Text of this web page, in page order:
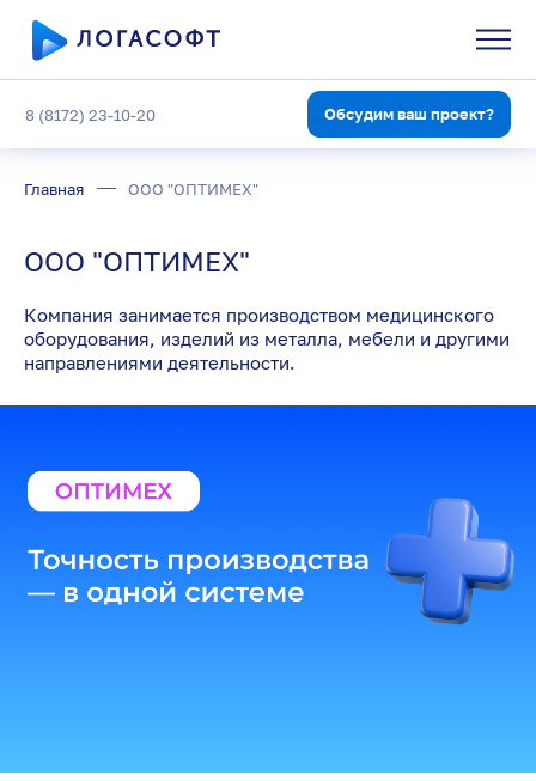
8 (8172) 23-10-20 Обсудим ваш проект?
Главная ООО "ОПТИМЕХ"
ООО "ОПТИМЕХ"
Компания занимается производством медицинского
оборудования, изделий из металла, мебели и другими
направлениями деятельности.